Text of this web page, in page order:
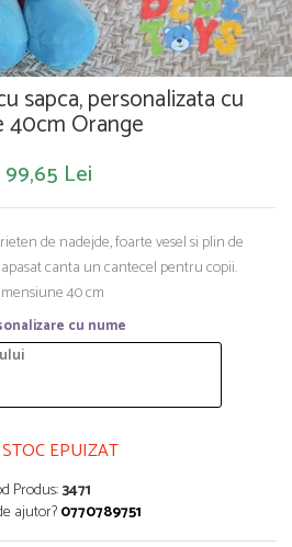
sapca, personalizata cu
40cm Orange
99,65 Lei
de nadejde, foarte vesel si plin de
canta un cantecel pentru copii.
40 cm
cu nume
STOC EPUIZAT
Produs:3471
ajutor?0770789751